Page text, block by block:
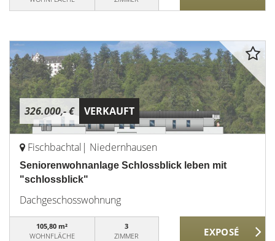
326.000,- € VERKAUFT
Fischbachtal| Niedernhausen
Seniorenwohnanlage Schlossblick leben mit
"schlossblick"
Dachgeschosswohnung
105,80 m²
WOHNFLÄCHE
3
ZIMMER